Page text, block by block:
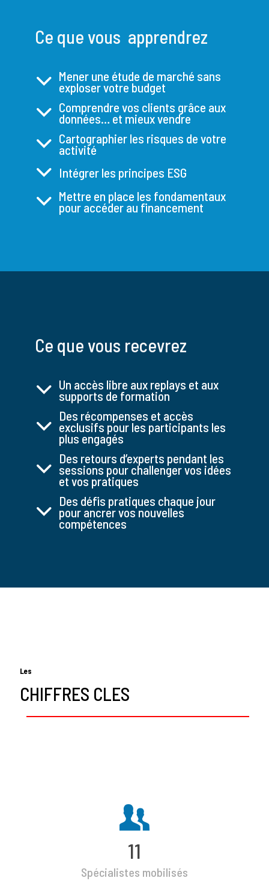
Ce que vous apprendrez
Mener une étude de marché sans
exploser votre budget
Comprendre vos clients grâce aux
données… et mieux vendre
Cartographier les risques de votre
activité
Intégrer les principes ESG
Mettre en place les fondamentaux
pour accéder au financement
Ce que vous recevrez
Un accès libre aux replays et aux
supports de formation
Des récompenses et accès
exclusifs pour les participants les
plus engagés
Des retours d’experts pendant les
sessions pour challenger vos idées
et vos pratiques
Des défis pratiques chaque jour
pour ancrer vos nouvelles
compétences
Les
CHIFFRES CLES
11
Spécialistes mobilisés